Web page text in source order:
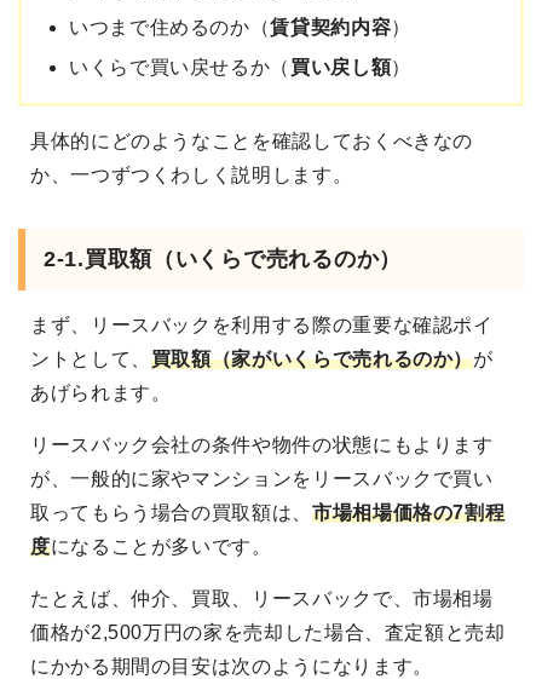
いつまで住めるのか（賃貸契約内容）
いくらで買い戻せるか（ 買い戻し額）
具体的にどのようなことを確認しておくべきなの
か、一つずつくわしく説明します。
2-1.買取額（いくらで売れるのか）
まず、リースバックを利用する際の重要な確認ポイ
ントとして、 買取額（家がいくらで売れるのか）が
あげられます。
リースバック会社の条件や物件の状態にもよります
が、一般的に家やマンションをリースバックで買い
取ってもらう場合の買取額は、 市場相場価格の7割程
度になることが多いです。
たとえば、仲介、買取、リースバックで、市場相場
価格が2,500万円の家を売却した場合、査定額と売却
にかかる期間の目安は次のようになります。